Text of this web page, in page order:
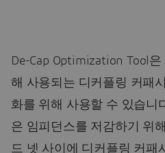
De-Cap Optimization Tool
해 사용되는 디커플링 커패
화를 위해 사용할 수 있습니
은 임피던스를 저감하기 위
드 넷 사이에 디커플링 커패